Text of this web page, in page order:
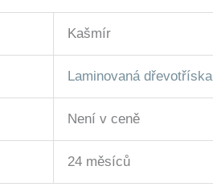
Kašmír
Laminovaná dřevotříska
Není v ceně
24 měsíců